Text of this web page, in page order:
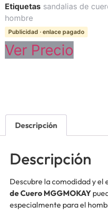
Etiquetas sandalias de
hombre
Publicidad · enlace pagado
Ver Precio
Descripción
Descripción
Descubre la comodidad y el
de Cuero MGGMOKAY
especialmente para el